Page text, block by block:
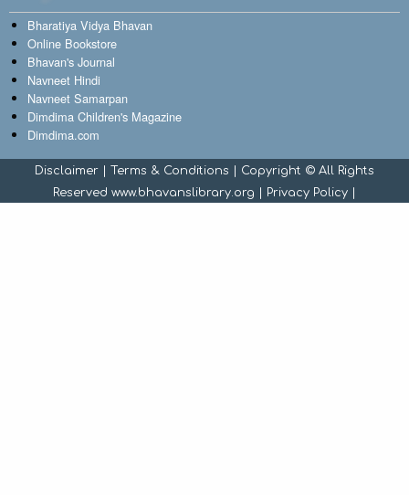
Bharatiya Vidya Bhavan
Online Bookstore
Bhavan's Journal
Navneet Hindi
Navneet Samarpan
Dimdima Children's Magazine
Dimdima.com
Disclaimer Terms & Conditions | Copyright © All Rights
Reserved www.bhavanslibrary.org | Privacy Policy